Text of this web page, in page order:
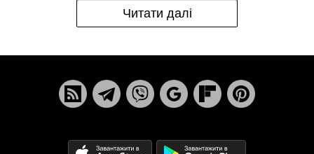
Читати далі